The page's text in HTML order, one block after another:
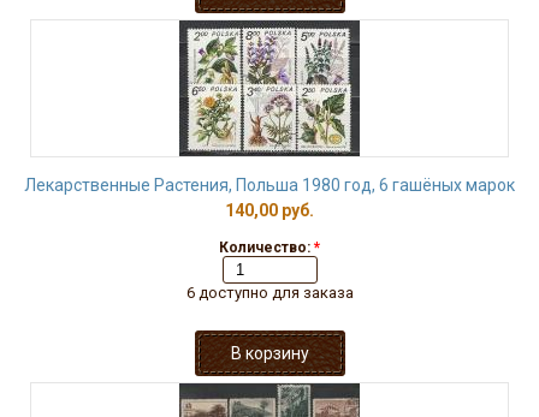
Лекарственные Растения, Польша 1980 год, 6 гашёных марок
140,00 руб.
Количество: *
6 доступно для заказа